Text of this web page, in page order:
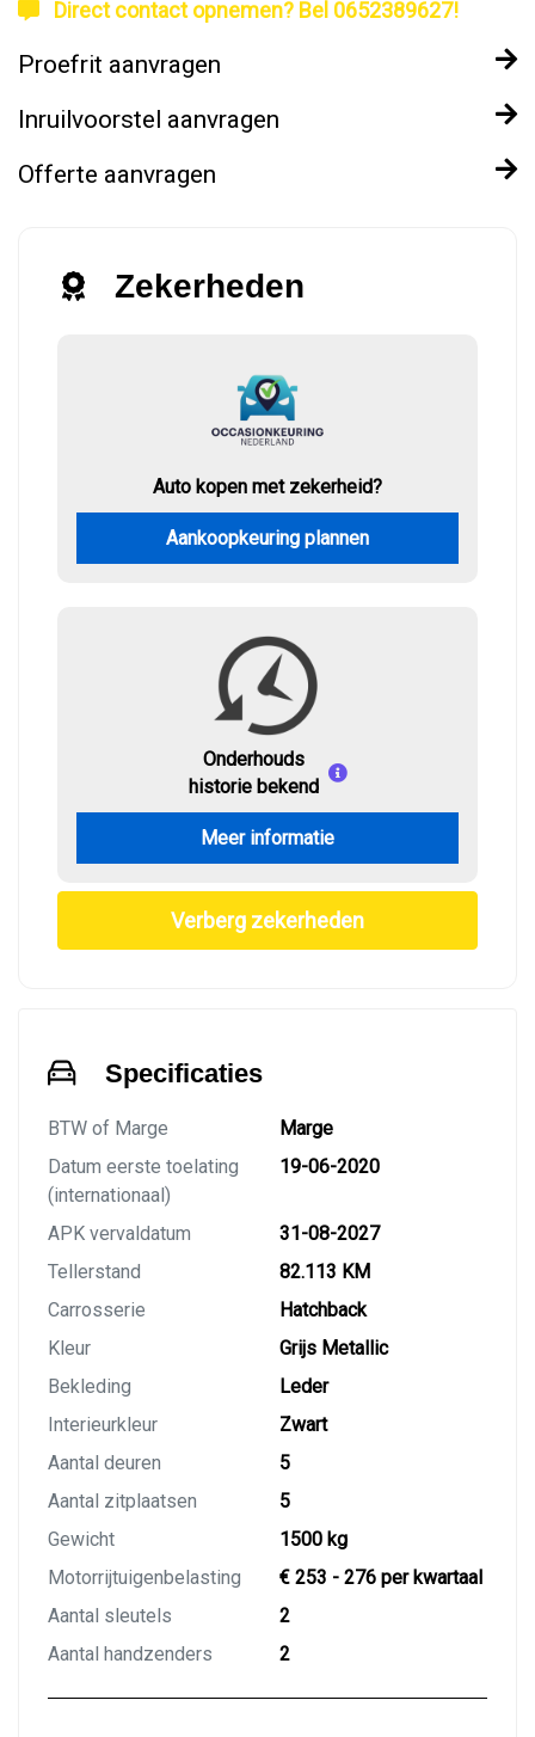
Direct contact opnemen? Bel 0652389627!
Proefrit aanvragen
Inruilvoorstel aanvragen
Offerte aanvragen
Zekerheden
Auto kopen met zekerheid?
Aankoopkeuring plannen
Onderhouds
historie bekend
Meer informatie
Verberg zekerheden
Specificaties
BTW of Marge
Marge
Datum eerste toelating
(internationaal)
19-06-2020
APK vervaldatum
31-08-2027
Tellerstand
82.113 KM
Carrosserie
Hatchback
Kleur
Grijs Metallic
Bekleding
Leder
Interieurkleur
Zwart
Aantal deuren
5
Aantal zitplaatsen
5
Gewicht
1500 kg
Motorrijtuigenbelasting
€ 253 - 276 per kwartaal
Aantal sleutels
2
Aantal handzenders
2